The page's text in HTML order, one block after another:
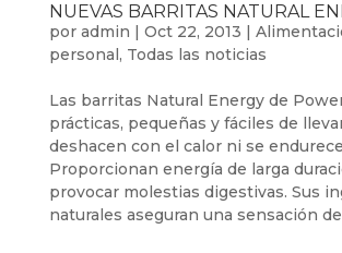
NUEVAS BARRITAS NATURAL
por admin | Oct 22, 2013 |
personal, Todas las noticias
Las barritas Natural Energy de
prácticas, pequeñas y fáciles de
deshacen con el calor ni se
Proporcionan energía de larga
provocar molestias digestivas. Sus
naturales aseguran una sensación